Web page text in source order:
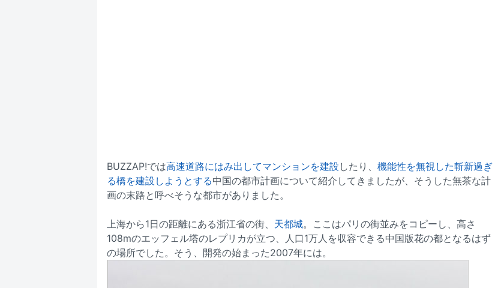
BUZZAP!では高速道路にはみ出してマンションを建設 したり、 機能性を無視した斬新過ぎ
る橋を建設しようとする中国の都市計画について紹介してきましたが、そうした無茶な計
画の末路と呼べそうな都市がありました。
上海から1日の距離にある浙江省の街、 天都城。ここはパリの街並みをコピーし、高さ
108mのエッフェル塔のレプリカが立つ、人口1万人を収容できる中国版花の都となるはず
の場所でした。そう、開発の始まった2007年には。